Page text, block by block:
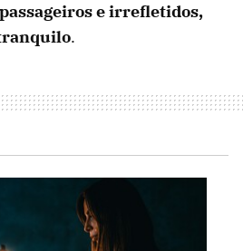
e irrefletidos,
.